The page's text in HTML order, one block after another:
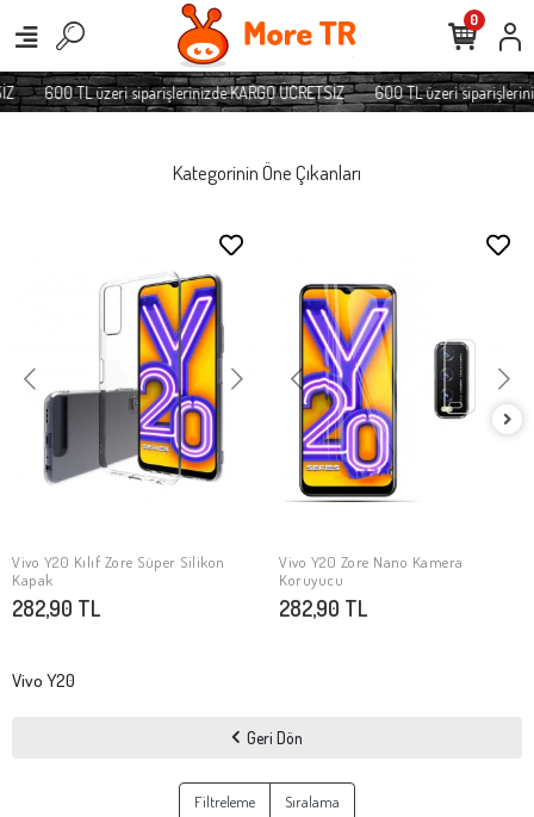
600 TL üzeri siparişlerinizde KARGO ÜCRETSİZ 600 TL üzeri
0
Kategorinin Öne Çıkanları
SEPETE EKLE
Vivo Y20 Kılıf Zore Süper Silikon
Kapak
282,90 TL
SEPETE EKLE
Vivo Y20 Zore Nano Kamera
Koruyucu
282,90 TL
Vivo Y20
Geri Dön
Filtreleme Sıralama